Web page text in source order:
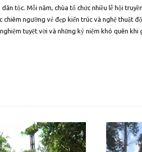
tộc. Mỗi năm, chùa tổ chức nhiều lễ hội
ngưỡng vẻ đẹp kiến trúc và nghệ thuật
tuyệt vời và những kỷ niệm khó quên